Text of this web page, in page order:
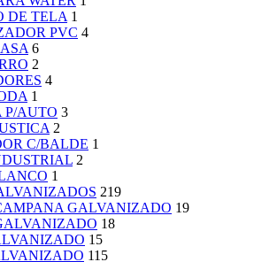
DE TELA 1
PVC 4
6
2
4
1
P/AUTO 3
2
C/BALDE 1
2
1
219
GALVANIZADO 19
18
15
115